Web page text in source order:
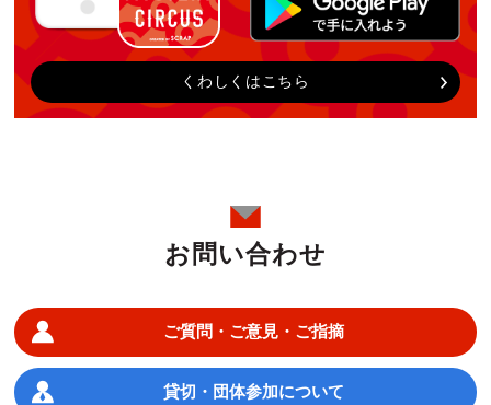
くわしくはこちら
お問い合わせ
ご質問・ご意見・ご指摘
貸切・団体参加について